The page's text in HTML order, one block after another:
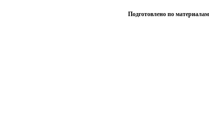
Подготовлено по материалам